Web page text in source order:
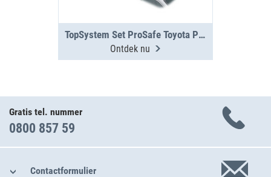
TopSystem Set ProSafe Toyota ProAce 3 dwarsdragers
Ontdek nu
Gratis tel. nummer
0800 857 59
Contactformulier